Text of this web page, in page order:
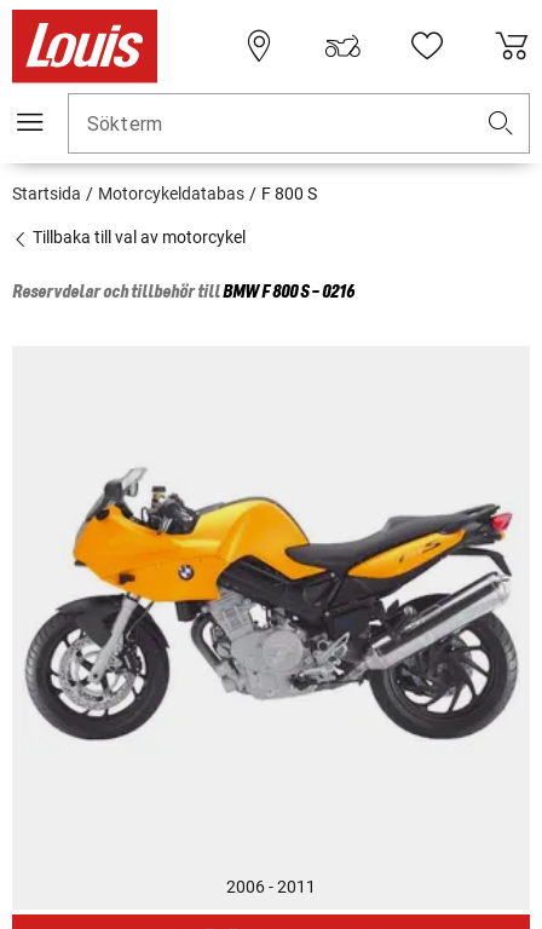
Sökterm
Startsida Motorcykeldatabas F 800 S
Tillbaka till val av motorcykel
Reservdelar och tillbehör tillBMWF 800 S - 0216
2006 - 2011